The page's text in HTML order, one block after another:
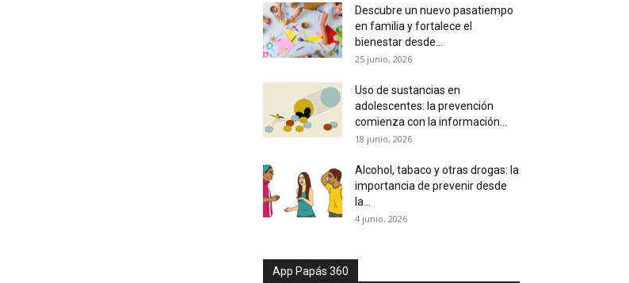
Descubre un nuevo pasatiempo
en familia y fortalece el
bienestar desde...
25 junio, 2026
Uso de sustancias en
adolescentes: la prevención
comienza con la información...
18 junio, 2026
Alcohol, tabaco y otras drogas: la
importancia de prevenir desde
la...
4 junio, 2026
App Papás 360